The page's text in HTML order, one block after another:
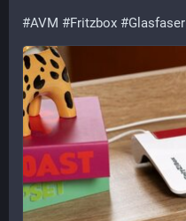
#AVM #Fritzbox #Glasfaser